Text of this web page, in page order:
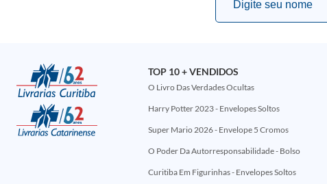
TOP 10 + VENDIDOS
O Livro Das Verdades Ocultas
Harry Potter 2023 - Envelopes Soltos
Super Mario 2026 - Envelope 5 Cromos
O Poder Da Autorresponsabilidade - Bolso
Curitiba Em Figurinhas - Envelopes Soltos